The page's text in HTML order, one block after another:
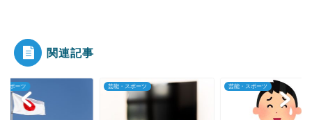
Powered by livedoor 相互RSS
関連記事
スポーツ 芸能・スポーツ 芸能・スポーツ